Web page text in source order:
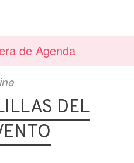
de Agenda
DEL